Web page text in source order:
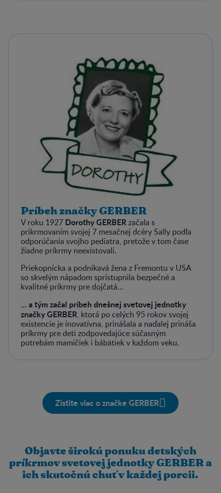
Príbeh značky GERBER
V roku 1927 Dorothy GERBERzačala s
prikrmovaním svojej 7 mesačnej dcéry Sally podľa
odporúčania svojho pediatra, pretože v tom čase
žiadne príkrmy neexistovali.
Priekopnícka a podnikavá žena z Fremontu v USA
so skvelým nápadom sprístupnila bezpečné a
kvalitné príkrmy pre dojčatá…
... a tým začal príbeh dnešnej svetovej jednotky
značky GERBER, ktorá po celých 95 rokov svojej
existencie je inovatívna, prinášala a naďalej prináša
príkrmy pre deti zodpovedajúce súčasným
potrebám mamičiek i bábätiek v každom veku.
Zistite viac o značke GERBER
Objavte širokú ponuku detských
príkrmov svetovej jednotky GERBER a
ich skutočnú chuť v každej porcii.